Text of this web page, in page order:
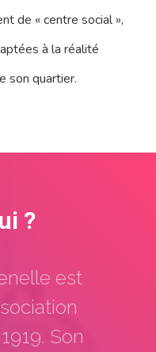
de « centre social »,
à la réalité
son quartier.
?
est
Son